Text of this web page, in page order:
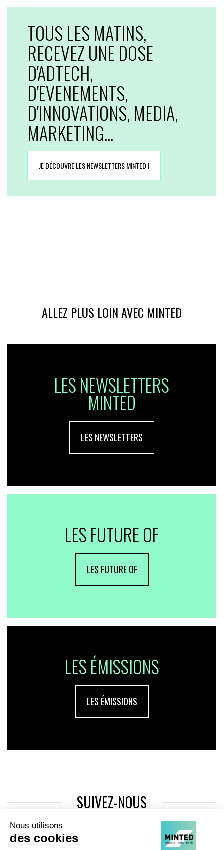
TOUS LES MATINS,
RECEVEZ UNE DOSE
D'ADTECH,
D'EVENEMENTS,
D'INNOVATIONS, MEDIA,
MARKETING...
JE DÉCOUVRE LES NEWSLETTERS MINTED !
ALLEZ PLUS LOIN AVEC MINTED
LES NEWSLETTERS
MINTED
LES NEWSLETTERS
LES FUTURE OF
LES FUTURE OF
LES ÉMISSIONS
LES ÉMISSIONS
SUIVEZ-NOUS